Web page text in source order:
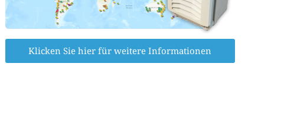
Klicken Sie hier für weitere Informationen